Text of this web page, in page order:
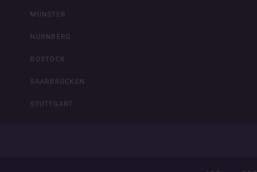
MÜNSTER
NÜRNBERG
ROSTOCK
SAARBRÜCKEN
STUTTGART